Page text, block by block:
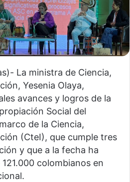
La ministra de Ciencia,
Yesenia Olaya,
avances y logros de la
Social del
de la Ciencia,
(CteI), que cumple tres
y que a la fecha ha
colombianos en